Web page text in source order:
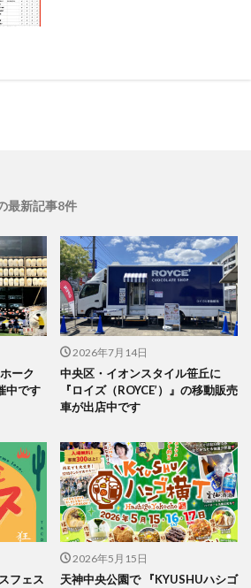
最新記事8件
ーク
中です
2026年7月14日
中央区・イオンスタイル笹丘に
『ロイズ（ROYCE’）』の移動販売
車が出店中です
フェス
2026年5月15日
天神中央公園で 『KYUSHUハシゴ